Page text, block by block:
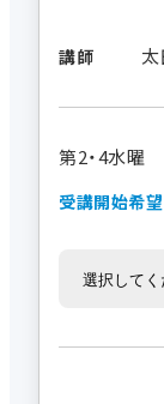
講師
第2・4水曜
受講開始希